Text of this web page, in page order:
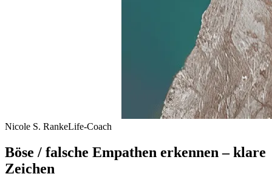
Nicole S. RankeLife-Coach
Böse / falsche Empathen erkennen – klare
Zeichen